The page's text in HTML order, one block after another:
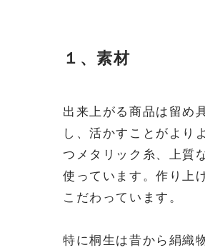
１、素材
出来上がる商品は留め
し、活かすことがより
つメタリック糸、上質
使っています。作り上
こだわっています。
特に桐生は昔から絹織